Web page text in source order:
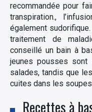
recommandée pour
transpiration.,
également
traitement de
conseillé un bain à
jeunes pousses sont
salades, tandis que
cuites dans les
Recettes à